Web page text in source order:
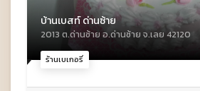
ร้านเบเกอรี่
บ้านเบสท์ ด่านซ้าย
2013 ต.ด่านซ้าย อ.ด่านซ้าย จ.เลย 42120